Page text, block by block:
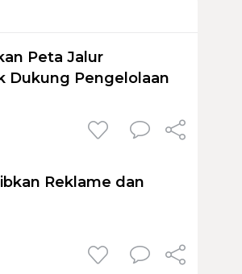
Peta Jalur
Dukung Pengelolaan
Reklame dan